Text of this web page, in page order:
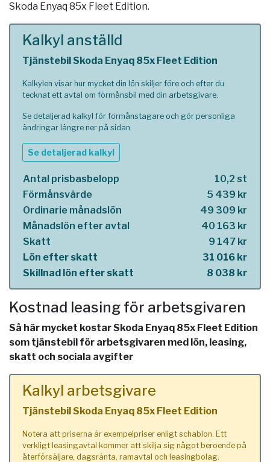
Skoda Enyaq 85x Fleet Edition.
Kalkyl anställd
Tjänstebil Skoda Enyaq 85x Fleet Edition
Kalkylen visar hur mycket din lön skiljer före och efter du
tecknat ett avtal om förmånsbil med din arbetsgivare.
Se detaljerad kalkyl för förmånstagare och gör personliga
ändringar längre ner på sidan.
Se detaljerad kalkyl
Antal prisbasbelopp
10,2 st
Förmånsvärde
5 439 kr
Ordinarie månadslön
49 309 kr
Månadslön efter avtal
40 163 kr
Skatt
9 147 kr
Lön efter skatt
31 016 kr
Skillnad lön efter skatt
8 038 kr
Kostnad leasing för arbetsgivaren
Så här mycket kostar Skoda Enyaq 85x Fleet Edition
som tjänstebil för arbetsgivaren med lön, leasing,
skatt och sociala avgifter
Kalkyl arbetsgivare
Tjänstebil Skoda Enyaq 85x Fleet Edition
Notera att priserna är exempelpriser enligt schablon. Ett
verkligt leasingavtal kommer att skilja sig något beroende på
återförsäljare, dagsränta, ramavtal och leasingbolag.